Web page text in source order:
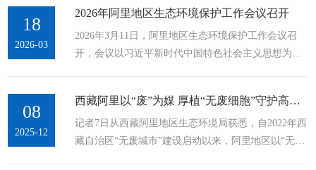
生根。2026年以来，组织各县各相关部门提交“无废细
胞”建设资料41份，成功建设31家，其中，西藏阿里拉
果资源有限责任公司“无废工厂”与冈仁波齐“无废山
18
2026-03
2026年阿里地区生态环境保护工作会议召开
2026年3月11日，阿里地区生态环境保护工作会议召
开，会议以习近平新时代中国特色社会主义思想为指
生态环境保护工作会议部署要求，系统总结2025年
及“十四五”时期地区生态环境保护工作成效，深入分
析当前面临的形势与挑战，研究谋划“十五五”工作思
08
2025-12
西藏阿里以“废”为媒 厚植“无废细胞”守护高原生态
记者7日从西藏阿里地区生态环境局获悉，自2022年西
藏自治区“无废城市”建设启动以来，阿里地区以“无废